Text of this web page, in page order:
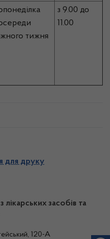
тижня
з 9.00 до
11.00
для друку
засобів та
120-А